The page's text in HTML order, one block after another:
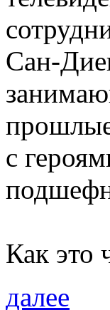
Сан-
с
Как это
далее